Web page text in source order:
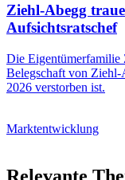
Ziehl-Abegg
Aufsichtsratschef
Die Eigentümerfamilie
Belegschaft von
2026 verstorben ist.
Marktentwicklung